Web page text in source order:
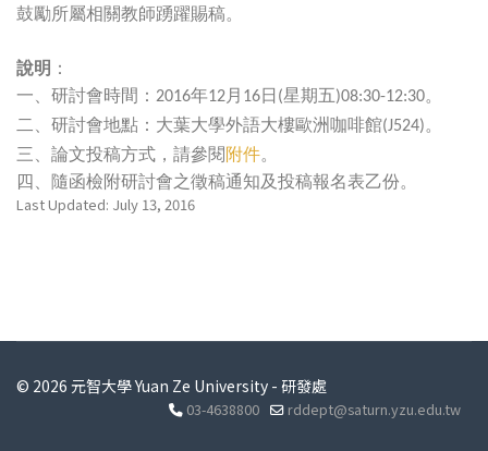
鼓勵所屬相關教師踴躍賜稿。
說明 ：
一、 研討會時間： 2016年12月 16日 (星期五)08:30-12:30。
二、 研討會地點：大葉大學外語大樓歐洲咖啡館(J524)。
三、 論文投稿方式，請參閱附件。
四、 隨函檢附研討會之徵稿通知及投稿報名表乙份。
Last Updated: July 13, 2016
© 2026 元智大學 Yuan Ze University - 研發處
03-4638800 rddept@saturn.yzu.edu.tw